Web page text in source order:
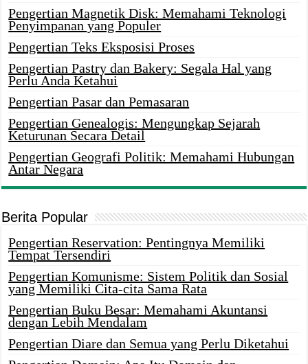
Pengertian Magnetik Disk: Memahami Teknologi
Penyimpanan yang Populer
Pengertian Teks Eksposisi Proses
Pengertian Pastry dan Bakery: Segala Hal yang
Perlu Anda Ketahui
Pengertian Pasar dan Pemasaran
Pengertian Genealogis: Mengungkap Sejarah
Keturunan Secara Detail
Pengertian Geografi Politik: Memahami Hubungan
Antar Negara
Berita Popular
Pengertian Reservation: Pentingnya Memiliki
Tempat Tersendiri
Pengertian Komunisme: Sistem Politik dan Sosial
yang Memiliki Cita-cita Sama Rata
Pengertian Buku Besar: Memahami Akuntansi
dengan Lebih Mendalam
Pengertian Diare dan Semua yang Perlu Diketahui